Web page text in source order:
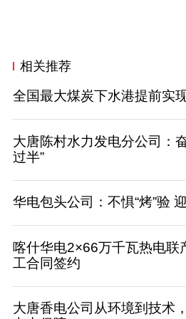
相关推荐
全国最大煤炭下水港提前实
大唐陈村水力发电分公司：
过半”
华电包头公司：不惧“烤”验
喀什华电2×66万千瓦热电联
工合同签约
大唐香电公司从环境到技术